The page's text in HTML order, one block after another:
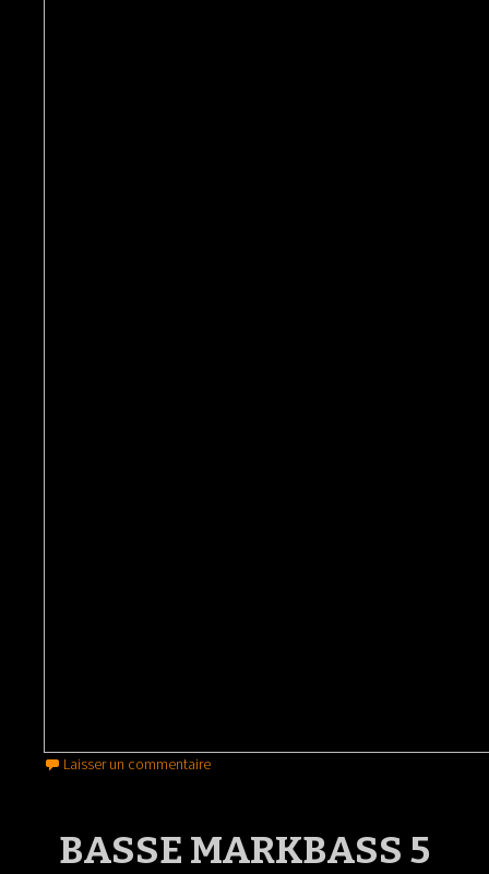
Laisser un commentaire
BASSE MARKBASS 5